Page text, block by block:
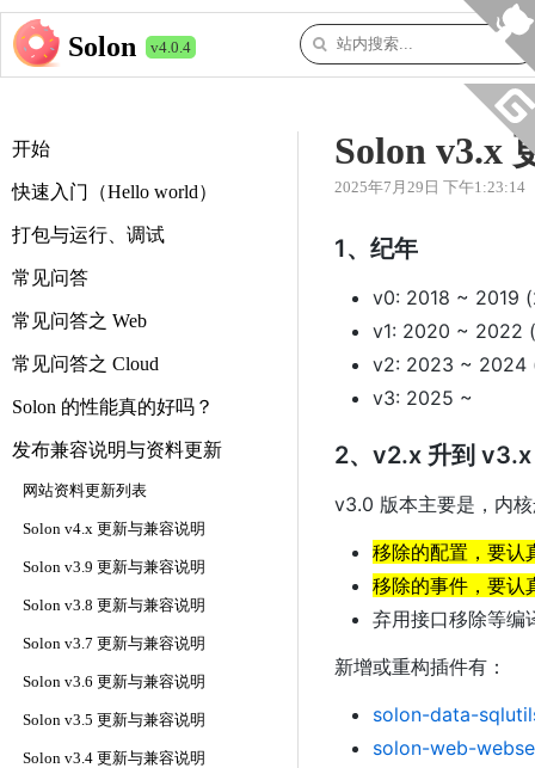
Solon v4.0.4
开始
快速入门（Hello world）
打包与运行、调试
常见问答
常见问答之 Web
常见问答之 Cloud
Solon 的性能真的好吗？
发布兼容说明与资料更新
网站资料更新列表
Solon v4.x 更新与兼容说明
Solon v3.9 更新与兼容说明
Solon v3.8 更新与兼容说明
Solon v3.7 更新与兼容说明
Solon v3.6 更新与兼容说明
Solon v3.5 更新与兼容说明
Solon v3.4 更新与兼容说明
Solon v3.x
2025年7月29日 下午1:23:14
1、纪年
v0: 2018 ~ 2019
v1: 2020 ~ 2022
v2: 2023 ~ 2024
v3: 2025 ~
2、v2.x 升到 v3.x
v3.0 版本主要是，内
移除的配置，要认
移除的事件，要认
弃用接口移除等编
新增或重构插件有：
solon-data-
solon-web-